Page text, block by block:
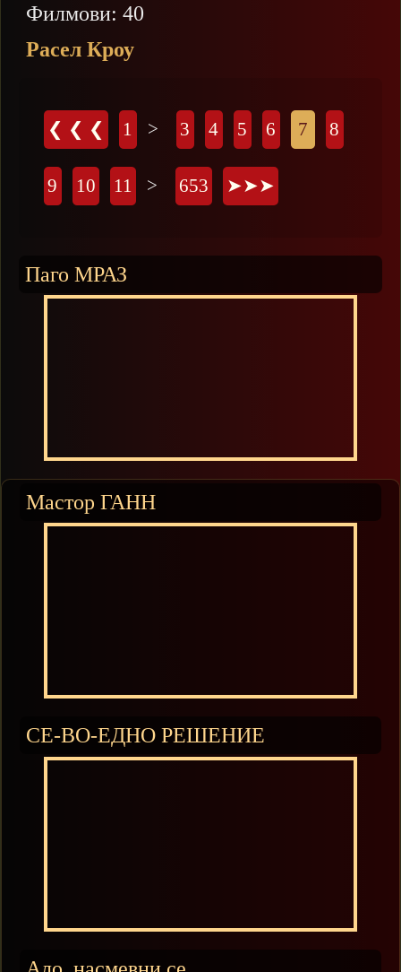
Филмови: 40
Расел Кроу
❮ ❮ ❮ 1 > 3 4 5 6 7 8
9 10 11 > 653 ➤➤➤
Паго МРАЗ
Мастор ГАНН
СЕ-ВО-ЕДНО РЕШЕНИЕ